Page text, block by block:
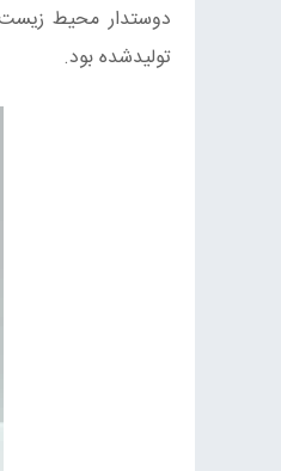
دوستدار محیط
تولیدشده بود.